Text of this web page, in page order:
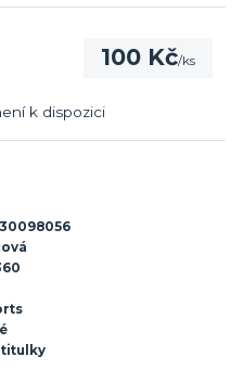
100 Kč/ks
k dispozici
titulky